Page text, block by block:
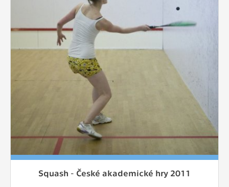
Squash - České akademické hry 2011